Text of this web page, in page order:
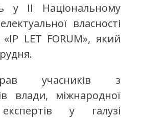
у ІІ Національному
власності
«IP LET FORUM», який
учасників з
влади, міжнародної
у галузі